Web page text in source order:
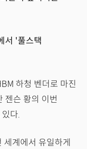
서 '풀스택
하청 벤더로 마진
젠슨 황의 이번
다.
계에서 유일하게